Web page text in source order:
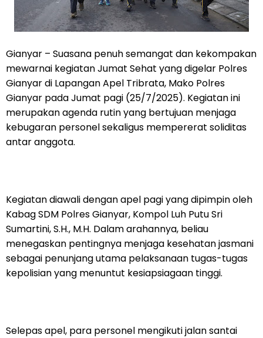
Gianyar – Suasana penuh semangat dan kekompakan
mewarnai kegiatan Jumat Sehat yang digelar Polres
Gianyar di Lapangan Apel Tribrata, Mako Polres
Gianyar pada Jumat pagi (25/7/2025). Kegiatan ini
merupakan agenda rutin yang bertujuan menjaga
kebugaran personel sekaligus mempererat soliditas
antar anggota.
Kegiatan diawali dengan apel pagi yang dipimpin oleh
Kabag SDM Polres Gianyar, Kompol Luh Putu Sri
Sumartini, S.H., M.H. Dalam arahannya, beliau
menegaskan pentingnya menjaga kesehatan jasmani
sebagai penunjang utama pelaksanaan tugas-tugas
kepolisian yang menuntut kesiapsiagaan tinggi.
Selepas apel, para personel mengikuti jalan santai